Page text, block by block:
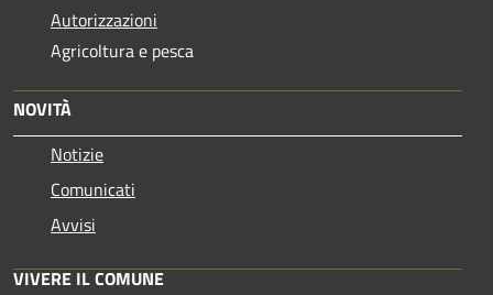
Autorizzazioni
Agricoltura e pesca
NOVITÀ
Notizie
Comunicati
Avvisi
VIVERE IL COMUNE